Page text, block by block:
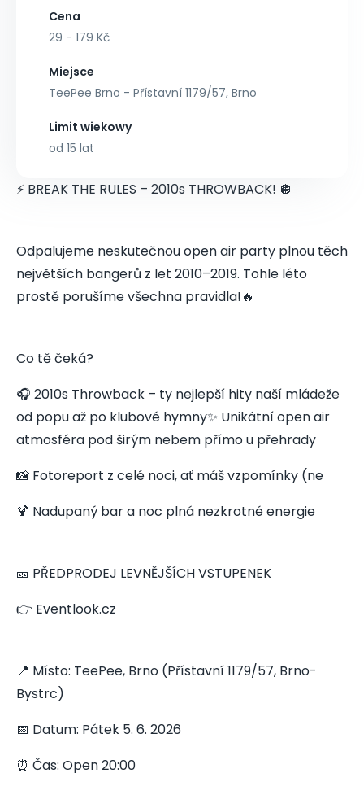
Cena
29 - 179 Kč
Miejsce
TeePee Brno - Přístavní 1179/57, Brno
Limit wiekowy
od 15 lat
⚡ BREAK THE RULES – 2010s THROWBACK! 🪩
Odpalujeme neskutečnou open air party plnou těch
největších bangerů z let 2010–2019. Tohle léto
prostě porušíme všechna pravidla!🔥
Co tě čeká?
🎧 2010s Throwback – ty nejlepší hity naší mládeže
od popu až po klubové hymny✨ Unikátní open air
atmosféra pod širým nebem přímo u přehrady
📸 Fotoreport z celé noci, ať máš vzpomínky (ne
🍹 Nadupaný bar a noc plná nezkrotné energie
🎫 PŘEDPRODEJ LEVNĚJŠÍCH VSTUPENEK
👉 Eventlook.cz
📍 Místo: TeePee, Brno (Přístavní 1179/57, Brno-
Bystrc)
📅 Datum: Pátek 5. 6. 2026
⏰ Čas: Open 20:00